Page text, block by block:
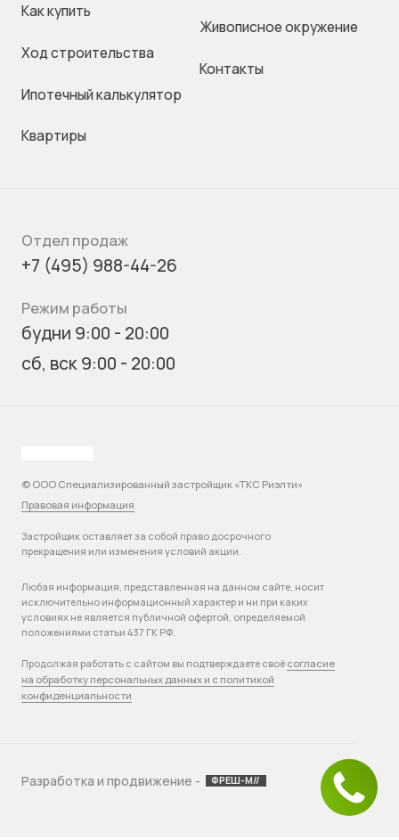
Как купить
Ход строительства
Ипотечный калькулятор
Квартиры
Живописное окружение
Контакты
Отдел продаж
+7 (495) 988-44-26
Режим работы
будни 9:00 - 20:00
сб, вск 9:00 - 20:00
© ООО Специализированный застройщик «ТКС Риэлти»
Правовая информация
Застройщик оставляет за собой право досрочного
прекращения или изменения условий акции.
Любая информация, представленная на данном сайте, носит
исключительно информационный характер и ни при каких
условиях не является публичной офертой, определяемой
положениями статьи 437 ГК РФ.
Продолжая работать с сайтом вы подтверждаете своё согласие
на обработку персональных данных и с политикой
конфиденциальности
Разработка и продвижение - ФРЕШ-М//